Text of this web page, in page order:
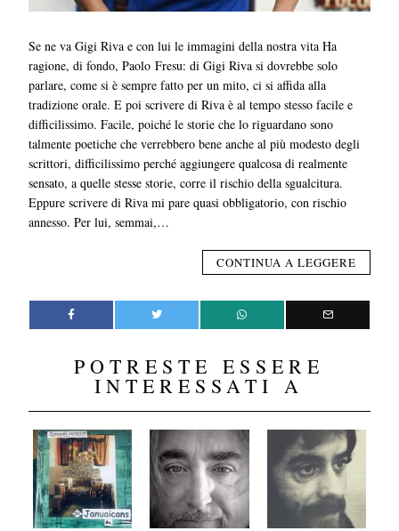
Se ne va Gigi Riva e con lui le immagini della nostra vita Ha
ragione, di fondo, Paolo Fresu: di Gigi Riva si dovrebbe solo
parlare, come si è sempre fatto per un mito, ci si affida alla
tradizione orale. E poi scrivere di Riva è al tempo stesso facile e
difficilissimo. Facile, poiché le storie che lo riguardano sono
talmente poetiche che verrebbero bene anche al più modesto degli
scrittori, difficilissimo perché aggiungere qualcosa di realmente
sensato, a quelle stesse storie, corre il rischio della sgualcitura.
Eppure scrivere di Riva mi pare quasi obbligatorio, con rischio
annesso. Per lui, semmai,…
CONTINUA A LEGGERE
POTRESTE ESSERE
INTERESSATI A